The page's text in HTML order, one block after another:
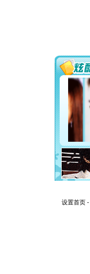
设置首页 -